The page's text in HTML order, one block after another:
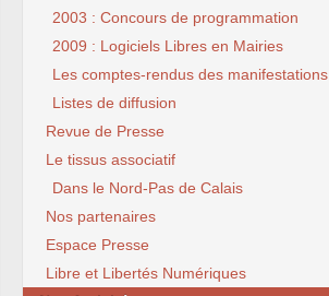
2003 : Concours de programmation
2009 : Logiciels Libres en Mairies
Les comptes-rendus des manifestations
Listes de diffusion
Revue de Presse
Le tissus associatif
Dans le Nord-Pas de Calais
Nos partenaires
Espace Presse
Libre et Libertés Numériques